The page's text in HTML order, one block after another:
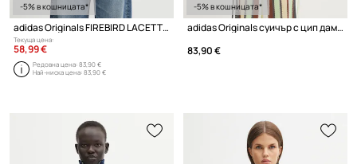
-5% в кошницата*
adidas Originals FIREBIRD LACETT суичър с цип дамски
Текуща цена:
58,99 €
Редовна цена:83,90 €
Най-ниска цена:83,90 €
-5% в кошницата*
adidas Originals суичър с цип дамски
83,90 €